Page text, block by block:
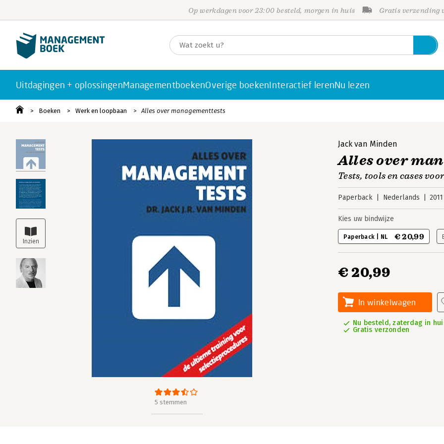
Op werkdagen voor 23:00 besteld, morgen in huis Gratis verzending
Uitdagingen + oplossingenManagementboekenOverige boekenInteractief lerenNu lezen
Boeken Werk en loopbaan Alles over managementtests
5 stemmen
Jack van Minden
Alles over
Tests, tools en cases
Paperback Nederlands 2011
Kies uw bindwijze
Paperback | NL € 20,99
€ 20,99
In winkelwagen
Nu besteld, zaterdag in
Gratis verzonden